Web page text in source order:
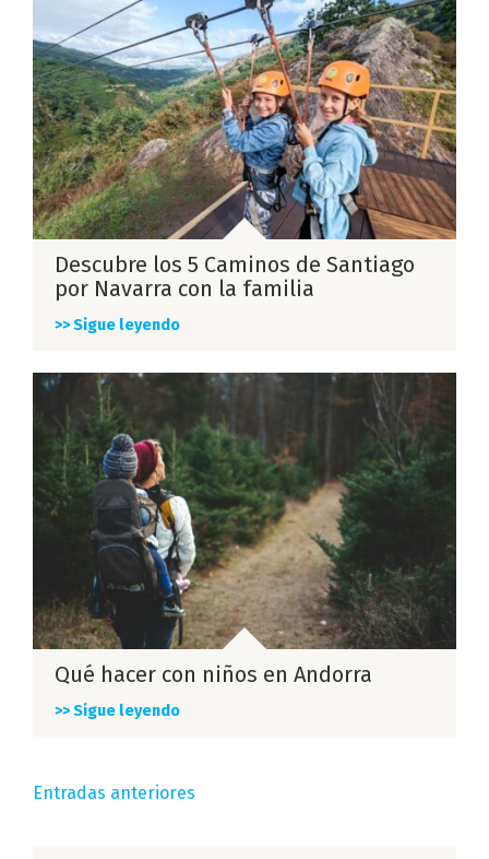
Descubre los 5 Caminos de Santiago
por Navarra con la familia
>> Sigue leyendo
Qué hacer con niños en Andorra
>> Sigue leyendo
Navegación
Entradas anteriores